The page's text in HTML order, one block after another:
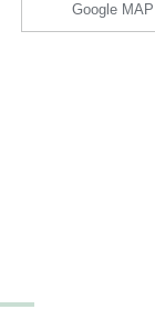
Google MAP